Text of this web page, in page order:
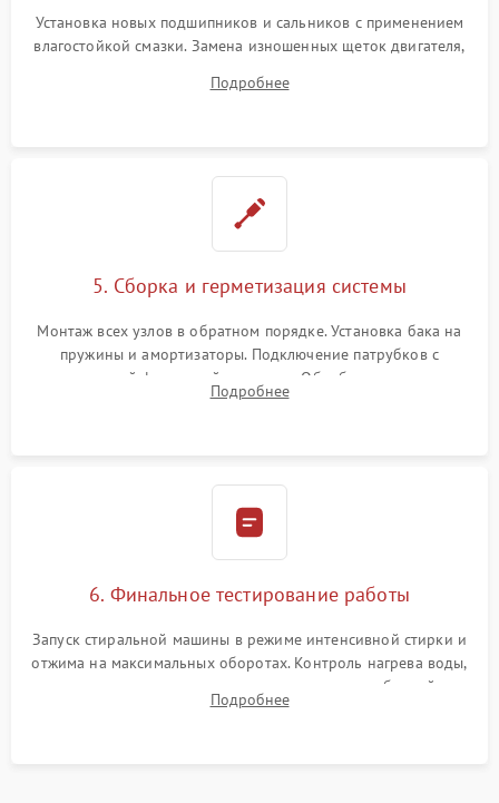
Установка новых подшипников и сальников с применением
влагостойкой смазки. Замена изношенных щеток двигателя,
или поврежденной резиновой манжеты.
Подробнее
5. Сборка и герметизация системы
Монтаж всех узлов в обратном порядке. Установка бака на
пружины и амортизаторы. Подключение патрубков с
надежной фиксацией хомутами. Обработка стыков
герметиком для предотвращения возможных протечек воды.
Подробнее
6. Финальное тестирование работы
Запуск стиральной машины в режиме интенсивной стирки и
отжима на максимальных оборотах. Контроль нагрева воды,
корректности слива, отсутствия излишних вибраций,
посторонних стуков и протечек под корпусом.
Подробнее